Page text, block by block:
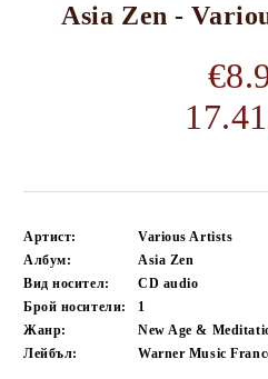
Asia Zen -
Артист:
Various Artists
Албум:
Asia Zen
Вид носител:
CD audio
Брой носители:
1
Жанр:
New Age &
Лейбъл:
Warner Music